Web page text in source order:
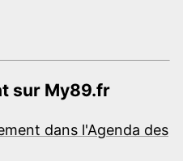
sur My89.fr
dans l'Agenda des